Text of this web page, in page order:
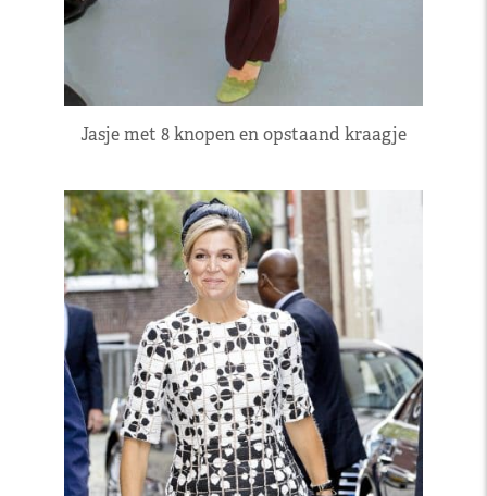
Jasje met 8 knopen en opstaand kraagje